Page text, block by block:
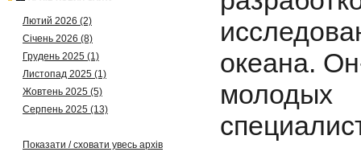
Лютий 2026 (2)
Січень 2026 (8)
Грудень 2025 (1)
Листопад 2025 (1)
Жовтень 2025 (5)
Серпень 2025 (13)
Показати / сховати увесь архів
океана.
молодых